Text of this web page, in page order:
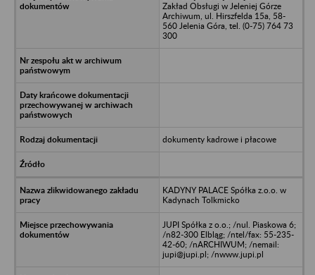
Zakład Obsługi w Jeleniej Górze
Archiwum, ul. Hirszfelda 15a, 58-
560 Jelenia Góra, tel. (0-75) 764 73
300
dokumenty kadrowe i płacowe
KADYNY PALACE Spółka z.o.o. w
Kadynach Tolkmicko
JUPI Spółka z o.o.; /nul. Piaskowa 6;
/n82-300 Elbląg; /ntel/fax: 55-235-
42-60; /nARCHIWUM; /nemail:
jupi@jupi.pl; /nwww.jupi.pl